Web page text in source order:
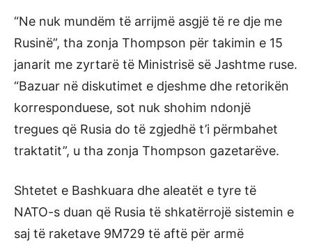
“Ne nuk mundëm të arrijmë asgjë të re dje me
Rusinë”, tha zonja Thompson për takimin e 15
janarit me zyrtarë të Ministrisë së Jashtme ruse.
“Bazuar në diskutimet e djeshme dhe retorikën
korresponduese, sot nuk shohim ndonjë
tregues që Rusia do të zgjedhë t’i përmbahet
traktatit”, u tha zonja Thompson gazetarëve.
Shtetet e Bashkuara dhe aleatët e tyre të
NATO-s duan që Rusia të shkatërrojë sistemin e
saj të raketave 9M729 të aftë për armë